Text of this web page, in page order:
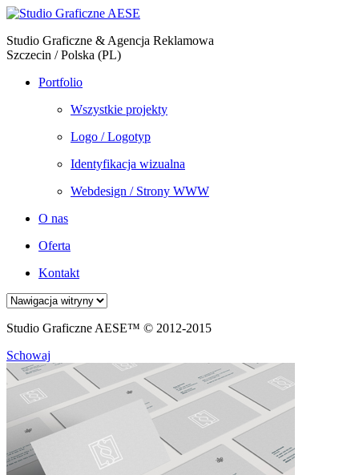
Studio Graficzne & Agencja Reklamowa
Szczecin / Polska (PL)
Portfolio
Wszystkie projekty
Logo / Logotyp
Identyfikacja wizualna
Webdesign / Strony WWW
O nas
Oferta
Kontakt
Studio Graficzne AESE™ © 2012-2015
Schowaj